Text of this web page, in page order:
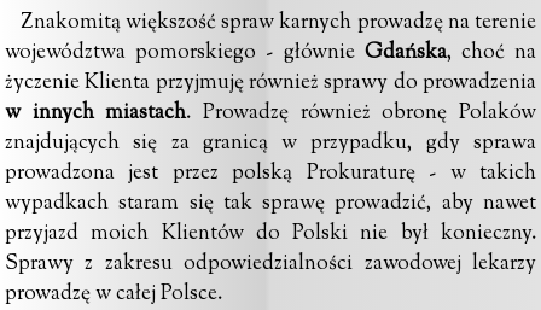
Znakomitą większość spraw karnych prowadzę na terenie
województwa pomorskiego - głównie Gdańska, choć na
życzenie Klienta przyjmuję również sprawy do prowadzenia
w innych miastach. Prowadzę również obronę Polaków
znajdujących się za granicą w przypadku, gdy sprawa
prowadzona jest przez polską Prokuraturę - w takich
wypadkach staram się tak sprawę prowadzić, aby nawet
przyjazd moich Klientów do Polski nie był konieczny.
Sprawy z zakresu odpowiedzialności zawodowej lekarzy
prowadzę w całej Polsce.